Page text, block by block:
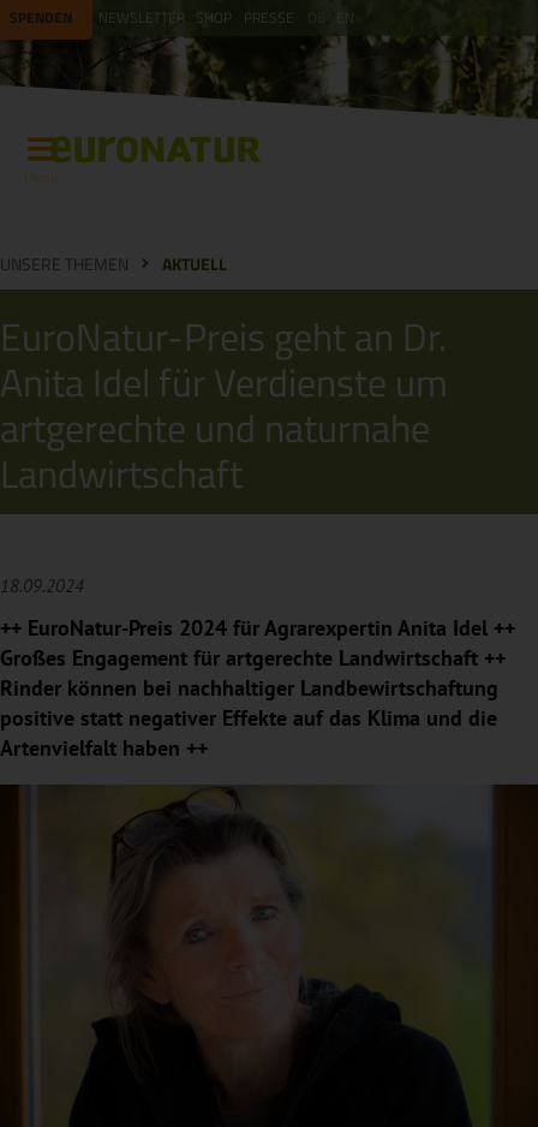
SPENDEN NEWSLETTER SHOP PRESSE EN
UNSERE THEMEN AKTUELL
EuroNatur-Preis geht an Dr.
Anita Idel für Verdienste um
artgerechte und naturnahe
Landwirtschaft
18.09.2024
++ EuroNatur-Preis 2024 für Agrarexpertin Anita Idel ++
Großes Engagement für artgerechte Landwirtschaft ++
Rinder können bei nachhaltiger Landbewirtschaftung
positive statt negativer Effekte auf das Klima und die
Artenvielfalt haben ++